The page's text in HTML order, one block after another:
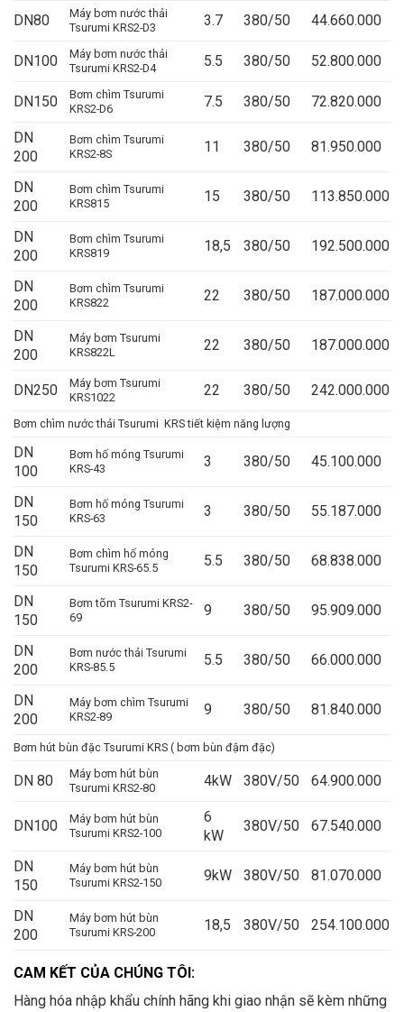
DN80
Máy bơm nước thải
Tsurumi KRS2-D3
3.7 380/50 44.660.000
DN100
Máy bơm nước thải
Tsurumi KRS2-D4
5.5 380/50 52.800.000
DN150
Bơm chìm Tsurumi
KRS2-D6
7.5 380/50 72.820.000
DN
200
Bơm chìm Tsurumi
KRS2-8S
11 380/50 81.950.000
DN
200
Bơm chìm Tsurumi
KRS815
15 380/50 113.850.000
DN
200
Bơm chìm Tsurumi
KRS819
18,5 380/50 192.500.000
DN
200
Bơm chìm Tsurumi
KRS822
22 380/50 187.000.000
DN
200
Máy bơm Tsurumi
KRS822L
22 380/50 187.000.000
DN250
Máy bơm Tsurumi
KRS1022
22 380/50 242.000.000
Bơm chìm nước thải Tsurumi KRS tiết kiệm năng lượng
DN
100
Bơm hố móng Tsurumi
KRS-43
3 380/50 45.100.000
DN
150
Bơm hố móng Tsurumi
KRS-63
3 380/50 55.187.000
DN
150
Bơm chìm hố móng
Tsurumi KRS-65.5
5.5 380/50 68.838.000
DN
150
Bơm tõm Tsurumi KRS2-
69
9 380/50 95.909.000
DN
200
Bơm nước thải Tsurumi
KRS-85.5
5.5 380/50 66.000.000
DN
200
Máy bơm chìm Tsurumi
KRS2-89
9 380/50 81.840.000
Bơm hút bùn đặc Tsurumi KRS ( bơm bùn đậm đặc)
DN 80
Máy bơm hút bùn
Tsurumi KRS2-80
4kW 380V/50 64.900.000
DN100
Máy bơm hút bùn
Tsurumi KRS2-100
6
kW
380V/50 67.540.000
DN
150
Máy bơm hút bùn
Tsurumi KRS2-150
9kW 380V/50 81.070.000
DN
200
Máy bơm hút bùn
Tsurumi KRS-200
18,5 380V/50 254.100.000
CAM KẾT CỦA CHÚNG TÔI:
Hàng hóa nhập khẩu chính hãng khi giao nhận sẽ kèm những